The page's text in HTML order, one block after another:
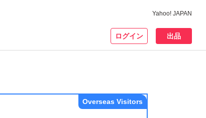
Yahoo! JAPAN
ログイン 出品
Overseas Visitors